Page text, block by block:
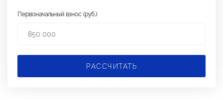
Первоначальный взнос (руб.)
РАССЧИТАТЬ